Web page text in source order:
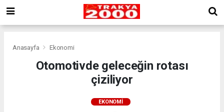
Anasayfa Ekonomi
Otomotivde geleceğin rotası
çiziliyor
EKONOMI